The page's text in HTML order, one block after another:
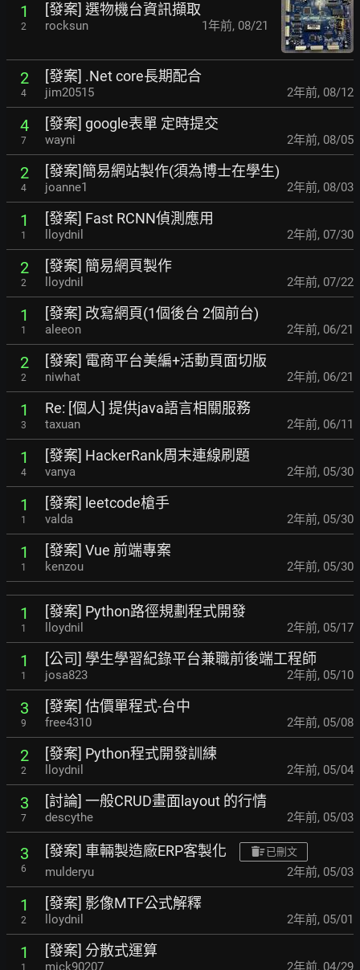
1
2
[發案] 選物機台資訊擷取
rocksun 1年前, 08/21
2
4
[發案] .Net core長期配合
jim20515 2年前, 08/12
4
7
[發案] google表單 定時提交
wayni 2年前, 08/05
2
4
[發案]簡易網站製作(須為博士在學生)
joanne1 2年前, 08/03
1
1
[發案] Fast RCNN偵測應用
lloydnil 2年前, 07/30
2
2
[發案] 簡易網頁製作
lloydnil 2年前, 07/22
1
1
[發案] 改寫網頁(1個後台 2個前台)
aleeon 2年前, 06/21
2
2
[發案] 電商平台美編+活動頁面切版
niwhat 2年前, 06/21
1
3
Re: [個人] 提供java語言相關服務
taxuan 2年前, 06/11
1
4
[發案] HackerRank周末連線刷題
vanya 2年前, 05/30
1
1
[發案] leetcode槍手
valda 2年前, 05/30
1
1
[發案] Vue 前端專案
kenzou 2年前, 05/30
1
1
[發案] Python路徑規劃程式開發
lloydnil 2年前, 05/17
1
1
[公司] 學生學習紀錄平台兼職前後端工程師
josa823 2年前, 05/10
3
9
[發案] 估價單程式-台中
free4310 2年前, 05/08
2
2
[發案] Python程式開發訓練
lloydnil 2年前, 05/04
3
7
[討論] 一般CRUD畫面layout 的行情
descythe 2年前, 05/03
3
6
[發案] 車輛製造廠ERP客製化 已刪文
mulderyu 2年前, 05/03
1
2
[發案] 影像MTF公式解釋
lloydnil 2年前, 05/01
1
1
[發案] 分散式運算
mick90207 2年前, 04/29